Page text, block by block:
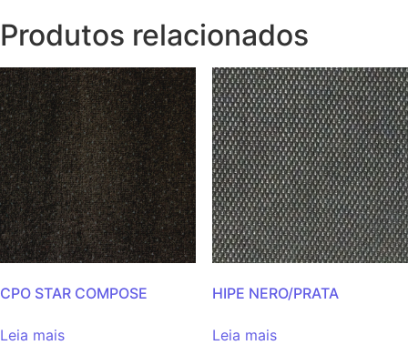
Produtos relacionados
CPO STAR COMPOSE
Leia mais
HIPE NERO/PRATA
Leia mais